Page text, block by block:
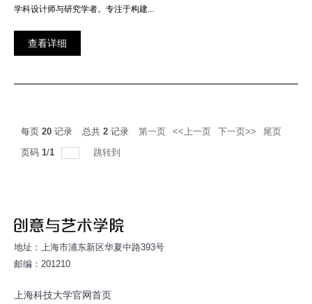
学科设计师与研究学者。专注于构建...
查看详细
每页 20 记录 总共 2 记录 第一页 <<上一页 下一页>>
尾页
页码 1/1 跳转到
地址：上海市浦东新区华夏中路393号
邮编：201210
上海科技大学官网首页